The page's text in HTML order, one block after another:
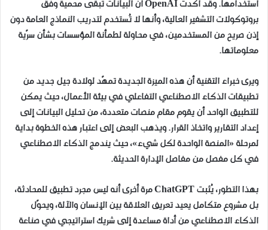
استخدامها. وقد أكدت OpenAI أن البيانات تبقى محمية وفق
بروتوكولات التشفير العالية، وأنها لا تُستخدم لتدريب النماذج العامة دون
إذن صريح من المستخدمين، في محاولة لطمأنة المؤسسات بشأن سرّية
معلوماتها.
ويرى خبراء التقنية أن هذه الميزة الجديدة تمهّد لولادة جيل جديد من
تطبيقات الذكاء الاصطناعي التفاعلي في بيئة الأعمال، حيث يمكن
للتطبيق الواحد أن يقوم مقام منصات متعددة، من تحليل البيانات إلى
إعداد التقارير واتخاذ القرار. ويذهب البعض إلى اعتبار هذه الخطوة بداية
لمرحلة «المنصة الواحدة لكل شيء»، حيث يندمج الذكاء الاصطناعي
في كل مفصل من مفاصل الإدارة الحديثة.
بهذا التطور، يُثبت ChatGPT مرة أخرى أنه ليس مجرد تطبيق للمحادثة،
بل مشروع متكامل يعيد تعريف العلاقة بين الإنسان والآلة، ويحوّل
الذكاء الاصطناعي من أداة مساعدة إلى شريك استراتيجي في صناعة